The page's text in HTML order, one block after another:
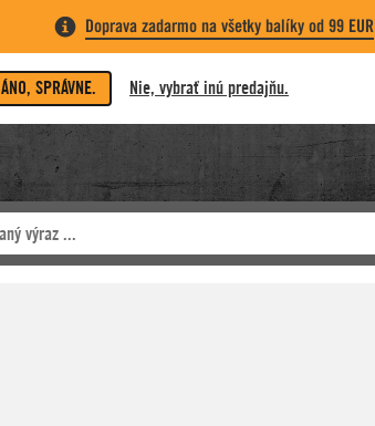
Doprava zadarmo na všetky balíky od 99 EUR
ÁNO, SPRÁVNE. Nie, vybrať inú predajňu.